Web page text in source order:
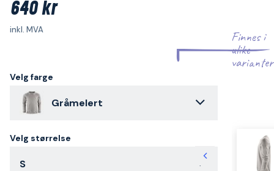
640 kr
inkl. MVA
Finnes i
ulike
varianter
Velg farge
Gråmelert
Velg størrelse
S